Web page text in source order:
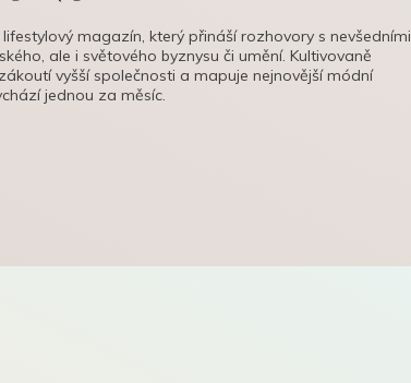
lifestylový magazín, který přináší rozhovory s nevšedními
ale i světového byznysu či umění. Kultivovaně
vyšší společnosti a mapuje nejnovější módní
jednou za měsíc.